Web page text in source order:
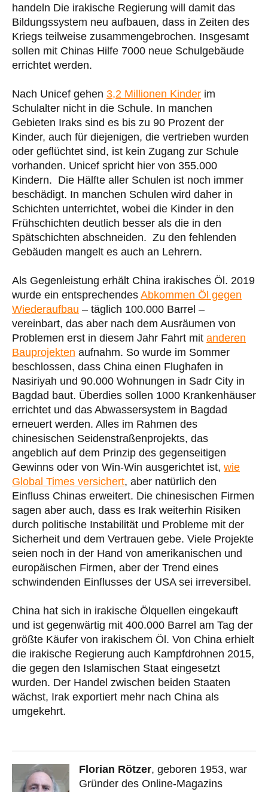
handeln Die irakische Regierung will damit das
Bildungssystem neu aufbauen, dass in Zeiten des
Kriegs teilweise zusammengebrochen. Insgesamt
sollen mit Chinas Hilfe 7000 neue Schulgebäude
errichtet werden.
Nach Unicef gehen 3,2 Millionen Kinder im
Schulalter nicht in die Schule. In manchen
Gebieten Iraks sind es bis zu 90 Prozent der
Kinder, auch für diejenigen, die vertrieben wurden
oder geflüchtet sind, ist kein Zugang zur Schule
vorhanden. Unicef spricht hier von 355.000
Kindern. Die Hälfte aller Schulen ist noch immer
beschädigt. In manchen Schulen wird daher in
Schichten unterrichtet, wobei die Kinder in den
Frühschichten deutlich besser als die in den
Spätschichten abschneiden. Zu den fehlenden
Gebäuden mangelt es auch an Lehrern.
Als Gegenleistung erhält China irakisches Öl. 2019
wurde ein entsprechendes Abkommen Öl gegen
Wiederaufbau – täglich 100.000 Barrel –
vereinbart, das aber nach dem Ausräumen von
Problemen erst in diesem Jahr Fahrt mit anderen
Bauprojekten aufnahm. So wurde im Sommer
beschlossen, dass China einen Flughafen in
Nasiriyah und 90.000 Wohnungen in Sadr City in
Bagdad baut. Überdies sollen 1000 Krankenhäuser
errichtet und das Abwassersystem in Bagdad
erneuert werden. Alles im Rahmen des
chinesischen Seidenstraßenprojekts, das
angeblich auf dem Prinzip des gegenseitigen
Gewinns oder von Win-Win ausgerichtet ist, wie
Global Times versichert, aber natürlich den
Einfluss Chinas erweitert. Die chinesischen Firmen
sagen aber auch, dass es Irak weiterhin Risiken
durch politische Instabilität und Probleme mit der
Sicherheit und dem Vertrauen gebe. Viele Projekte
seien noch in der Hand von amerikanischen und
europäischen Firmen, aber der Trend eines
schwindenden Einflusses der USA sei irreversibel.
China hat sich in irakische Ölquellen eingekauft
und ist gegenwärtig mit 400.000 Barrel am Tag der
größte Käufer von irakischem Öl. Von China erhielt
die irakische Regierung auch Kampfdrohnen 2015,
die gegen den Islamischen Staat eingesetzt
wurden. Der Handel zwischen beiden Staaten
wächst, Irak exportiert mehr nach China als
umgekehrt.
Florian Rötzer, geboren 1953, war
Gründer des Online-Magazins